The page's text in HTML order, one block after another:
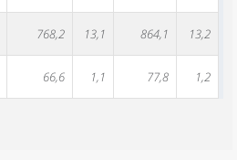
768,2 13,1 864,1 13,2
66,6 1,1 77,8 1,2